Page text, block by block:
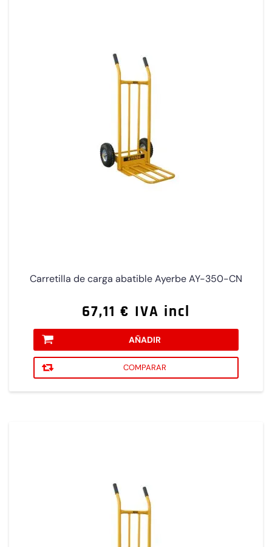
Carretilla de carga abatible Ayerbe AY-350-CN
67,11 € IVA incl
AÑADIR
COMPARAR